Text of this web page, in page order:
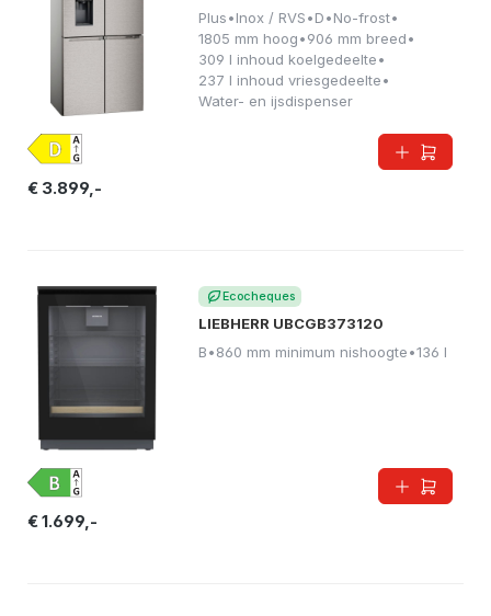
Plus•Inox / RVS•D•No-frost•
1805 mm hoog•906 mm breed•
309 l inhoud koelgedeelte•
237 l inhoud vriesgedeelte•
Water- en ijsdispenser
€ 3.899,-
Ecocheques
LIEBHERR UBCGB373120
B•860 mm minimum nishoogte•136 l
€ 1.699,-